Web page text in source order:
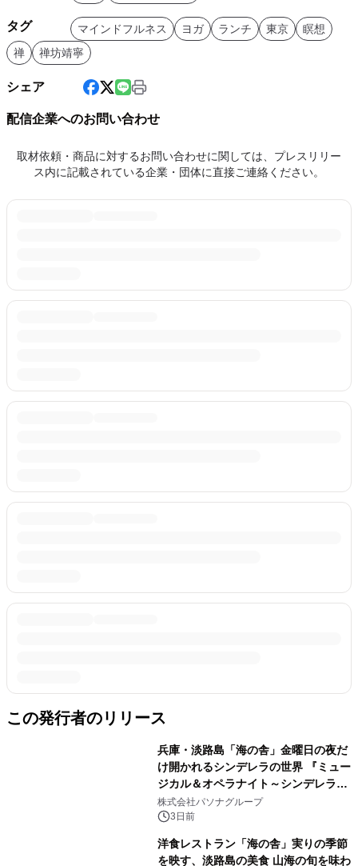
タグ マインドフルネス ヨガ ランチ 東京
瞑想
禅
禅坊靖寧
シェア
配信企業へのお問い合わせ
取材依頼・商品に対するお問い合わせに関しては、プレスリリー
ス内に記載されている企業・団体に直接ご連絡ください。
この発行者のリリース
兵庫・淡路島「海の舎」金曜日の夜だ
け開かれるシンデレラの世界 『ミュー
ジカル＆オペラナイト～シンデレラ
～』 9月4日より開催
株式会社パソナグループ
3日前
洋食レストラン「海の舎」実りの季節
を映す、淡路島の美食 山海の旬を味わ